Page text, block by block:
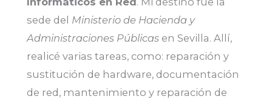
sede del Ministerio de Hacienda y
Administraciones Públicas en Sevilla. Allí,
realicé varias tareas, como: reparación y
sustitución de hardware, documentación
de red, mantenimiento y reparación de